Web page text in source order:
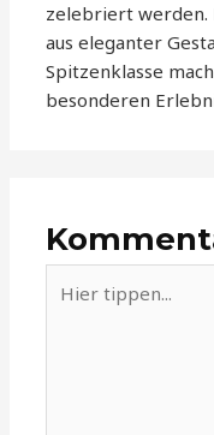
zelebriert werden.
aus eleganter
Spitzenklasse
besonderen
tippen...